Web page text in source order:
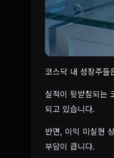
코스닥 내 성장주들
실적이 뒷받침되는
되고 있습니다.
반면, 이익 미실현
부담이 큽니다.